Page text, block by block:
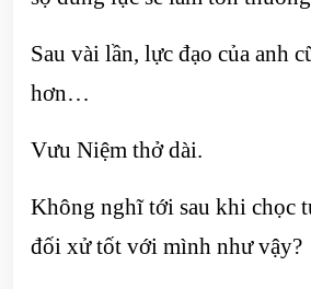
Sau vài lần, lực đạo của anh
hơn…
Vưu Niệm thở dài.
Không nghĩ tới sau khi chọc
đối xử tốt với mình như vậy?